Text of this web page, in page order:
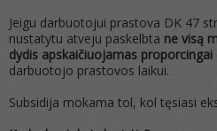
Jeigu darbuotojui prastova DK 47
nustatytu atveju paskelbta ne visą
dydis apskaičiuojamas proporcingai
darbuotojo prastovos laikui.
Subsidija mokama tol, kol tęsiasi